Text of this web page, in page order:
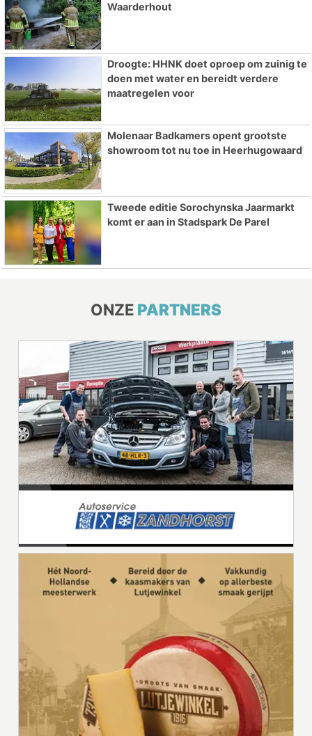
Waarderhout
Droogte: HHNK doet oproep om zuinig te
doen met water en bereidt verdere
maatregelen voor
Molenaar Badkamers opent grootste
showroom tot nu toe in Heerhugowaard
Tweede editie Sorochynska Jaarmarkt
komt er aan in Stadspark De Parel
ONZE PARTNERS